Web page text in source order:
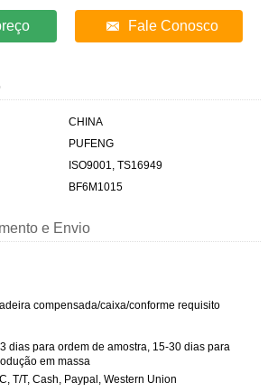
Fale Conosco
CHINA
PUFENG
ISO9001, TS16949
BF6M1015
e Envio
compensada/caixa/conforme requisito
dias para ordem de amostra, 15-30 dias para
em massa
T/T, Cash, Paypal, Western Union